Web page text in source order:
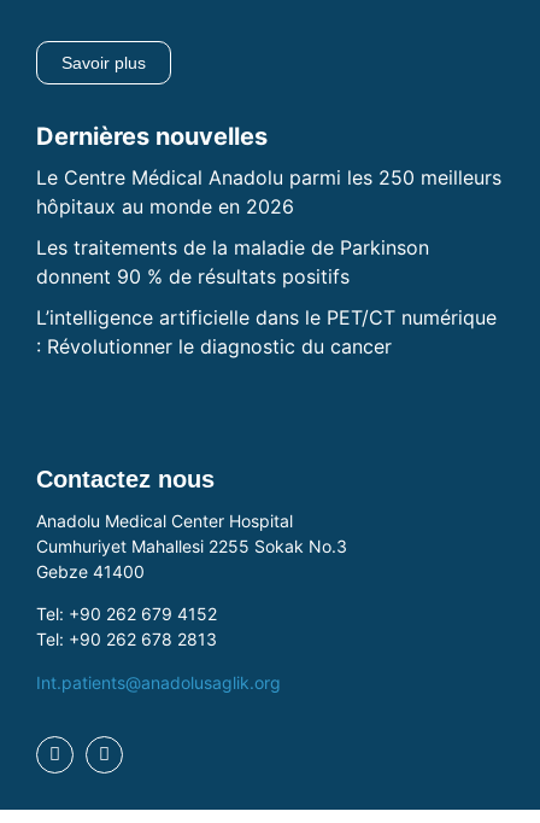
Savoir plus
Dernières nouvelles
Le Centre Médical Anadolu parmi les 250 meilleurs
hôpitaux au monde en 2026
Les traitements de la maladie de Parkinson
donnent 90 % de résultats positifs
L’intelligence artificielle dans le PET/CT numérique
: Révolutionner le diagnostic du cancer
Contactez nous
Anadolu Medical Center Hospital
Cumhuriyet Mahallesi 2255 Sokak No.3
Gebze 41400
Tel: +90 262 679 4152
Tel: +90 262 678 2813
Int.patients@anadolusaglik.org